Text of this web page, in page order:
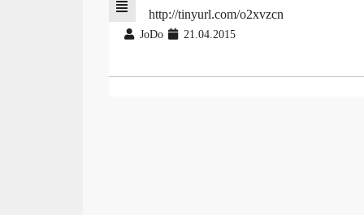
http://tinyurl.com/o2xvzcn
JoDo 21.04.2015